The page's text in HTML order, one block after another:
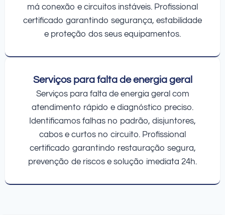
má conexão e circuitos instáveis. Profissional
certificado garantindo segurança, estabilidade
e proteção dos seus equipamentos.
Serviços para falta de energia geral
Serviços para falta de energia geral com
atendimento rápido e diagnóstico preciso.
Identificamos falhas no padrão, disjuntores,
cabos e curtos no circuito. Profissional
certificado garantindo restauração segura,
prevenção de riscos e solução imediata 24h.